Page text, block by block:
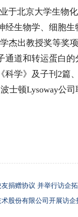
于北京大学生物
经生物学、细胞
杰出教授奖等奖
道和转运蛋白
科学》及子刊2篇
士顿Lysoway公
捐赠协议 并举行访企
股份有限公司开展访企